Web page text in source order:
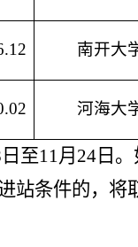
南开大
河海大
至11月24日
站条件的，将